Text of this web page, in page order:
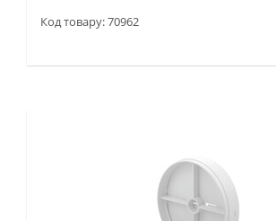
Код товару: 70962